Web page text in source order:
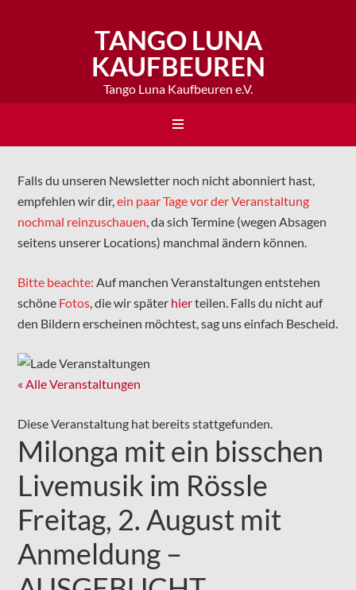
TANGO LUNA
KAUFBEUREN
Tango Luna Kaufbeuren e.V.
Falls du unseren Newsletter noch nicht abonniert hast,
empfehlen wir dir,ein paar Tage vor der Veranstaltung
nochmal reinzuschauen, da sich Termine (wegen Absagen
seitens unserer Locations) manchmal ändern können.
Bitte beachte: Auf manchen Veranstaltungen entstehen
schöne Fotos, die wir später hierteilen. Falls du nicht auf
den Bildern erscheinen möchtest, sag uns einfach Bescheid.
« Alle Veranstaltungen
Diese Veranstaltung hat bereits stattgefunden.
Milonga mit ein bisschen
Livemusik im Rössle
Freitag, 2. August mit
Anmeldung –